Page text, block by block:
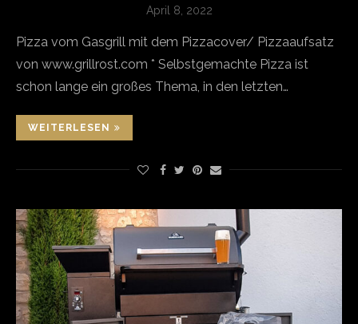
April 8, 2022
Pizza vom Gasgrill mit dem Pizzacover/ Pizzaaufsatz
von www.grillrost.com * Selbstgemachte Pizza ist
schon lange ein großes Thema, in den letzten…
WEITERLESEN